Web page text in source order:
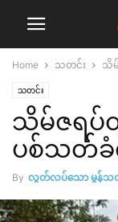
Home သတင်း သိ
သတင်း
သိမ်ဇရပ်
ပစ်သတ်ခံ
By လွတ်လပ်သော မွန်သတ